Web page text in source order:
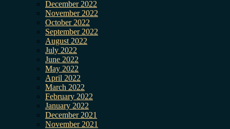
December 2022
November 2022
October 2022
September 2022
August 2022
July 2022
June 2022
May 2022
April 2022
March 2022
February 2022
January 2022
December 2021
November 2021